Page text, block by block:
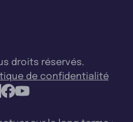
droits réservés.
de confidentialité